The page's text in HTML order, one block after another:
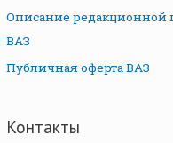
Описание редакционной
ВАЗ
Публичная оферта ВАЗ
Контакты